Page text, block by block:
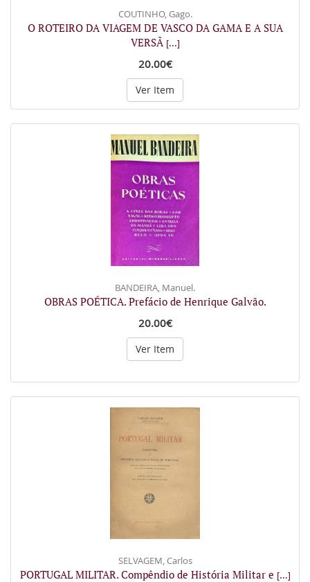
COUTINHO, Gago.
O ROTEIRO DA VIAGEM DE VASCO DA GAMA E A SUA
VERSÃ [...]
20.00€
Ver Item
BANDEIRA, Manuel.
OBRAS POÉTICA. Prefácio de Henrique Galvão.
20.00€
Ver Item
SELVAGEM, Carlos
PORTUGAL MILITAR. Compêndio de História Militar e [...]